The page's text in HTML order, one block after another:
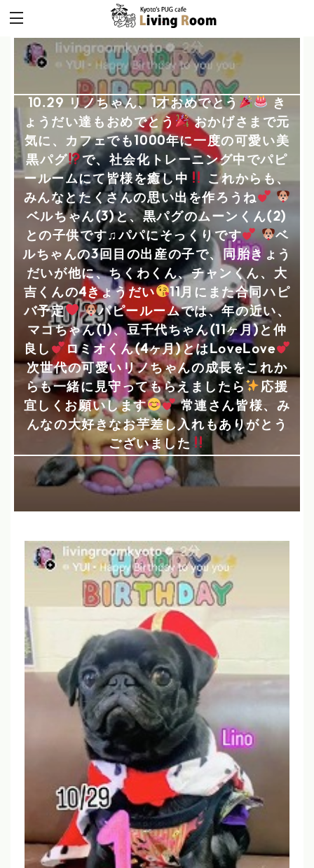
10.29 リノちゃん、1才おめでとう
き
ょうだい達もおめでとう
おかげさまで元
気に、カフェでも1000年に一度の可愛い美
黒パグ
で、社会化トレーニング中でパピ
ールームにて皆様を癒し中
これからも、
みんなとたくさんの思い出を作ろうね
ベルちゃん(3)と、黒パグのムーンくん(2)
との子供です♫パパにそっくりです
ベ
ルちゃんの3回目の出産の子で、同胎きょう
だいが他に、ちくわくん、チャンくん、大
吉くんの4きょうだい
11月にまた合同ハピ
バ予定
パピールームでは、年の近い、
マコちゃん(1)、豆千代ちゃん(11ヶ月)と仲
良し
ロミオくん(4ヶ月)とはLoveLove
次世代の可愛いリノちゃんの成長をこれか
らも一緒に見守ってもらえましたら
応援
宜しくお願いします
常連さん皆様、み
んなの大好きなお芋差し入れもありがとう
ございました